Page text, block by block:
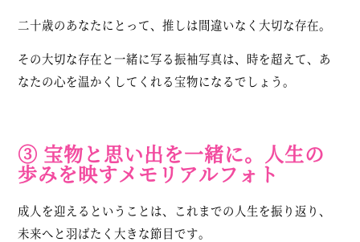
二十歳のあなたにとって、推しは間違いなく大切な存在。
その大切な存在と一緒に写る振袖写真は、時を超えて、あ
なたの心を温かくしてくれる宝物になるでしょう。
③ 宝物と思い出を一緒に。人生の
歩みを映すメモリアルフォト
成人を迎えるということは、これまでの人生を振り返り、
未来へと羽ばたく大きな節目です。